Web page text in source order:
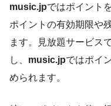
music.jpではポイント
ポイントの有効期限や
ます。見放題サービス
し、 music.jpではポイ
められます。